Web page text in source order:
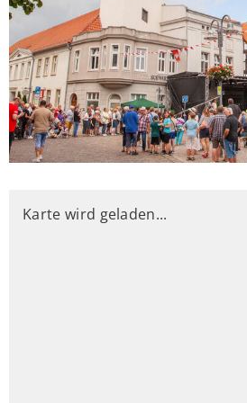
Karte wird geladen...